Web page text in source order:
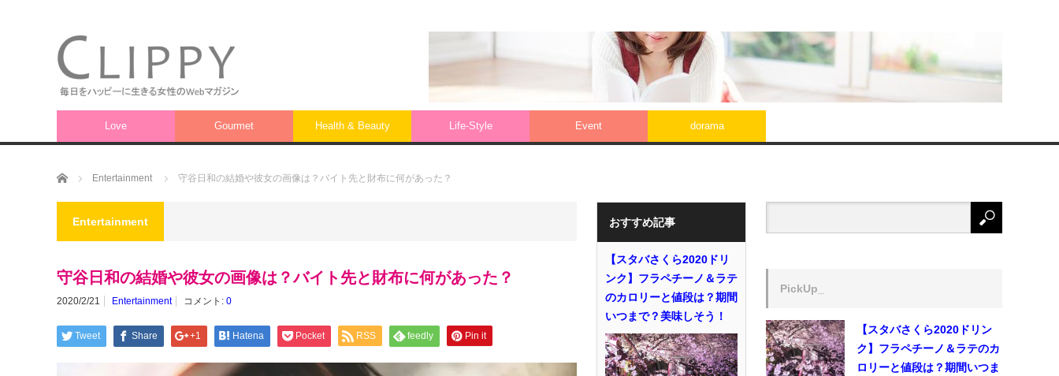
Love Gourmet Health & Beauty Life‐Style Event dorama
ホーム Entertainment 守谷日和の結婚や彼女の画像は？バイト先と財布に何があった？
Entertainment
守谷日和の結婚や彼女の画像は？バイト先と財布に何があった？
2020/2/21 Entertainment コメント: 0
Tweet Share +1 Hatena Pocket RSS feedly Pin it
おすすめ記事
【スタバさくら2020ドリ
ンク】フラペチーノ＆ラテ
のカロリーと値段は？期間
いつまで？美味しそう！
PickUp_
【スタバさくら2020ドリン
ク】フラペチーノ＆ラテのカ
ロリーと値段は？期間いつま